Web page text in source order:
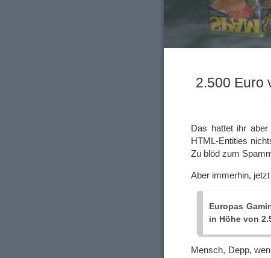
2.500 Euro
Das hattet ihr
HTML-Entities
Zu blöd zum
Aber immerhin,
Europas
in Höhe von
Mensch, Depp,